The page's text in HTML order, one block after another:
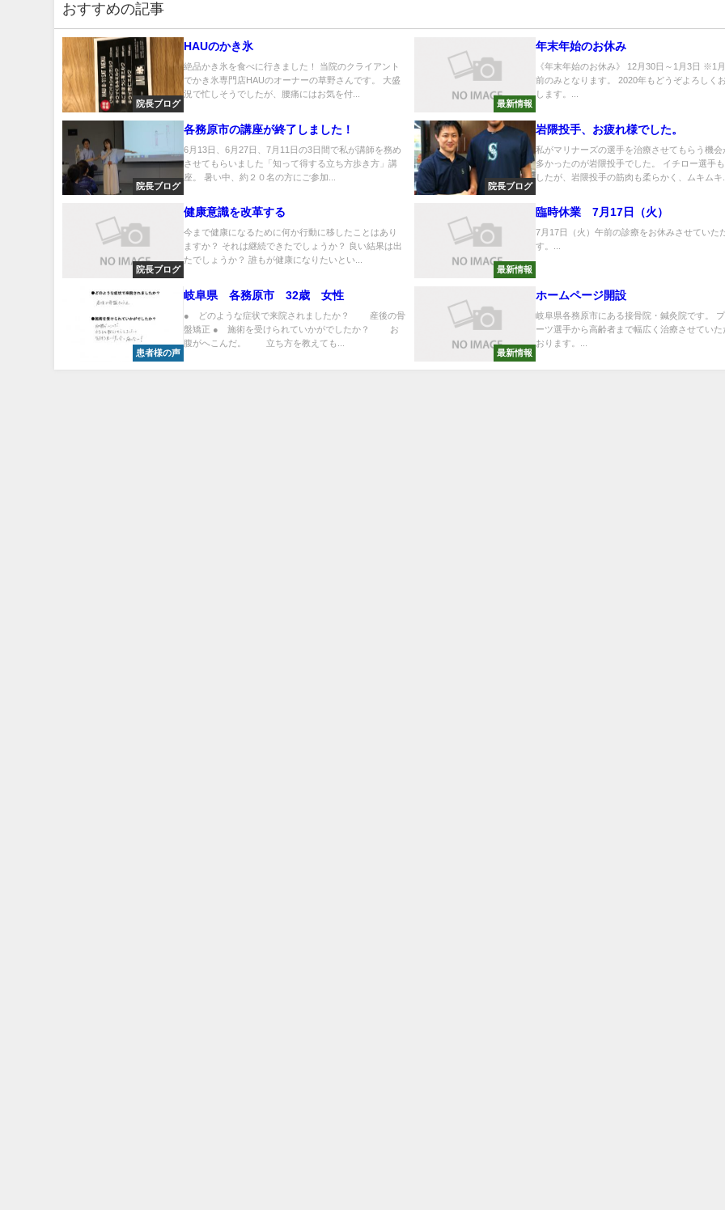
おすすめの記事
院長ブログ
HAUのかき氷
絶品かき氷を食べに行きました！ 当院のクライアント
でかき氷専門店HAUのオーナーの草野さんです。 大盛
況で忙しそうでしたが、腰痛にはお気を付...
最新情報
年末年始のお休み
《年末年始のお休み》 12月30日～1月3日 ※1
前のみとなります。 2020年もどうぞよろしく
します。...
院長ブログ
各務原市の講座が終了しました！
6月13日、6月27日、7月11日の3日間で私が講師を務め
させてもらいました「知って得する立ち方歩き方」講
座。 暑い中、約２０名の方にご参加...
院長ブログ
岩隈投手、お疲れ様でした。
私がマリナーズの選手を治療させてもらう機会
多かったのが岩隈投手でした。 イチロー選手
したが、岩隈投手の筋肉も柔らかく、ムキムキ...
院長ブログ
健康意識を改革する
今まで健康になるために何か行動に移したことはあり
ますか？ それは継続できたでしょうか？ 良い結果は出
たでしょうか？ 誰もが健康になりたいとい...
最新情報
臨時休業 7月17日（火）
7月17日（火）午前の診療をお休みさせていた
す。...
患者様の声
岐阜県 各務原市 32歳 女性
● どのような症状で来院されましたか？ 産後の骨
盤矯正 ● 施術を受けられていかがでしたか？ お
腹がへこんだ。 立ち方を教えても...
最新情報
ホームページ開設
岐阜県各務原市にある接骨院・鍼灸院です。
ーツ選手から高齢者まで幅広く治療させていた
おります。...